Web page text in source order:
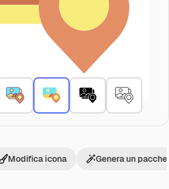
Modifica icona Genera un